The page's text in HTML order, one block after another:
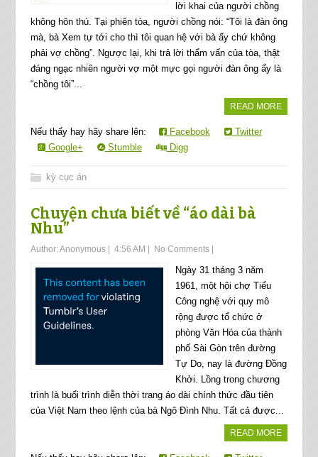
lời khai của người chồng
không hôn thú. Tại phiên tòa, người chồng nói: “Tôi là đàn ông
mà, bà Xem tự tới cho thì tôi quan hệ với bà ấy chứ không
phải vợ chồng”. Ngược lại, khi trả lời thẩm vấn của tòa, thật
đáng ngạc nhiên người vợ một mực gọi người đàn ông ấy là
“chồng tôi”...
READ MORE
Nếu thấy hay hãy share lên: Facebook
Twitter
Google+
Stumble Digg
kỳ cục án
Chuyện chưa biết về “áo dài bà
Nhu”
Author:Anonymous| 4:56 AM No Comments|
Ngày 31 tháng 3 năm
1961, một hội chợ Tiểu
Công nghệ với quy mô
rộng được tổ chức ở
phòng Văn Hóa của thành
phố Sài Gòn trên đường
Tự Do, nay là đường Đồng
Khởi. Lồng trong chương
trình là buổi trình diễn thời trang áo dài chính thức đầu tiên
của Việt Nam theo lệnh của bà Ngô Đình Nhu. Tất cả được...
READ MORE